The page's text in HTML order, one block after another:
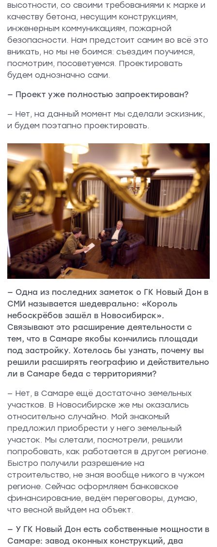
высотности, со своими требованиями к марке и
качеству бетона, несущим конструкциям,
инженерным коммуникациям, пожарной
безопасности. Нам предстоит самим во всё это
вникать, но мы не боимся: съездим поучимся,
посмотрим, посоветуемся. Проектировать
будем однозначно сами.
— Проект уже полностью запроектирован?
— Нет, на данный момент мы сделали эскизник,
и будем поэтапно проектировать.
— Одна из последних заметок о ГК Новый Дон в
СМИ называется шедеврально: «Король
небоскрёбов зашёл в Новосибирск».
Связывают это расширение деятельности с
тем, что в Самаре якобы кончились площади
под застройку. Хотелось бы узнать, почему вы
решили расширять географию и действительно
ли в Самаре беда с территориями?
— Нет, в Самаре ещё достаточно земельных
участков. В Новосибирске же мы оказались
относительно случайно. Мой знакомый
предложил приобрести у него земельный
участок. Мы слетали, посмотрели, решили
попробовать, как работается в другом регионе.
Быстро получили разрешение на
строительство, не зная вообще никого в чужом
регионе. Сейчас оформляем банковское
финансирование, ведём переговоры, думаю,
что весной выйдем на объект.
— У ГК Новый Дон есть собственные мощности в
Самаре: завод оконных конструкций, два